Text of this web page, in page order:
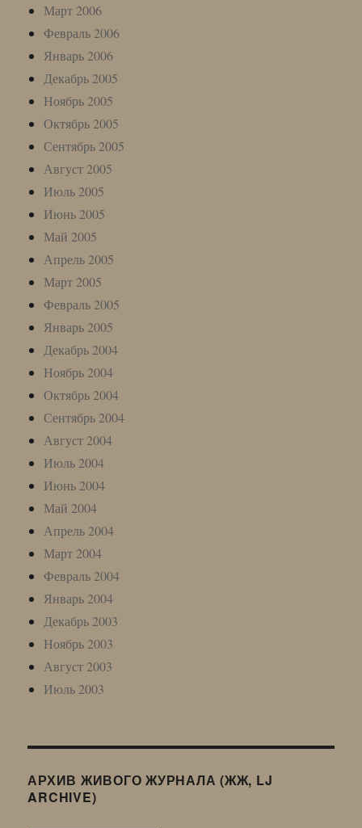
Март 2006
Февраль 2006
Январь 2006
Декабрь 2005
Ноябрь 2005
Октябрь 2005
Сентябрь 2005
Август 2005
Июль 2005
Июнь 2005
Май 2005
Апрель 2005
Март 2005
Февраль 2005
Январь 2005
Декабрь 2004
Ноябрь 2004
Октябрь 2004
Сентябрь 2004
Август 2004
Июль 2004
Июнь 2004
Май 2004
Апрель 2004
Март 2004
Февраль 2004
Январь 2004
Декабрь 2003
Ноябрь 2003
Август 2003
Июль 2003
АРХИВ ЖИВОГО ЖУРНАЛА (ЖЖ, LJ
ARCHIVE)